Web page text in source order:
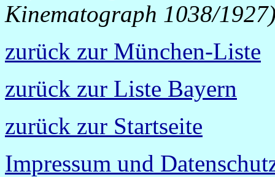
Kinematograph 1038/
zurück zur München-Liste
zurück zur Liste Bayern
zurück zur Startseite
Impressum und